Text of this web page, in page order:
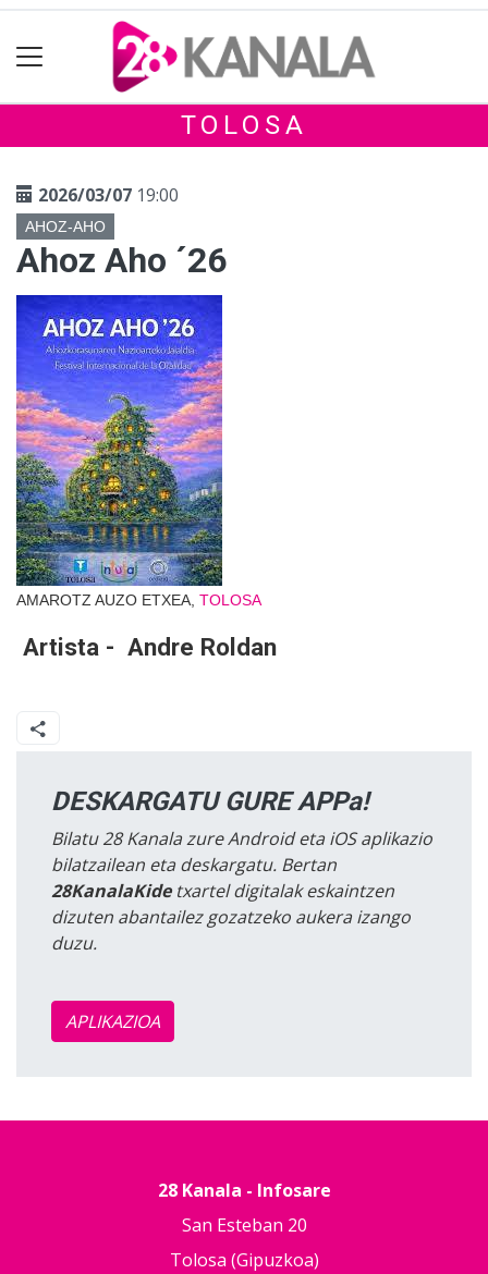
TOLOSA
2026/03/07 19:00
AHOZ-AHO
Ahoz Aho ´26
AMAROTZ AUZO ETXEA, TOLOSA
Artista - Andre Roldan
DESKARGATU GURE APPa!
Bilatu 28 Kanala zure Android eta iOS aplikazio
bilatzailean eta deskargatu. Bertan
28KanalaKidetxartel digitalak eskaintzen
dizuten abantailez gozatzeko aukera izango
duzu.
APLIKAZIOA
28 Kanala - Infosare
San Esteban 20
Tolosa (Gipuzkoa)